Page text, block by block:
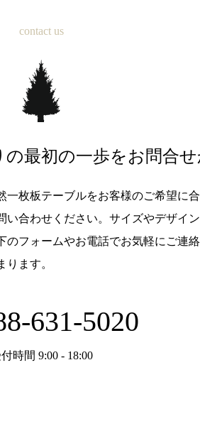
contact us
最初の一歩をお問合せ
枚板テーブルをお客様のご希望に
合わせください。サイズやデザイ
フォームやお電話でお気軽にご連
ます。
631-5020
時間 9:00 - 18:00